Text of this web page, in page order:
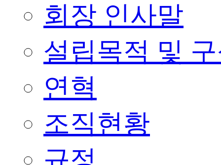
회장 인사말
설립목적 및
연혁
조직현황